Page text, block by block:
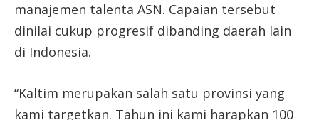
manajemen talenta ASN. Capaian tersebut
dinilai cukup progresif dibanding daerah lain
di Indonesia.
“Kaltim merupakan salah satu provinsi yang
kami targetkan. Tahun ini kami harapkan 100